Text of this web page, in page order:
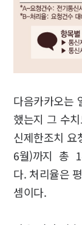
다음카카오는
했는지 그 수
신제한조치 요
6월)까지 총
다. 처리율은
셈이다.